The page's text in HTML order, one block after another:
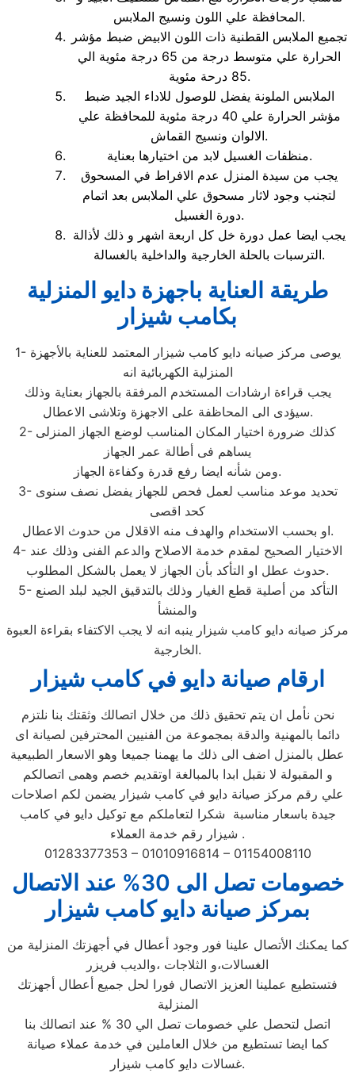
المحافظة علي اللون ونسيج الملابس.
تجميع الملابس القطنية ذات اللون الابيض ضبط مؤشر
الحرارة علي متوسط درجة من 65 درجة مئوية الي
85 درحة مئوية.
الملابس الملونة يفضل للوصول للاداء الجيد ضبط
مؤشر الحرارة علي 40 درجة مئوية للمحافظة علي
الالوان ونسيج القماش.
منظفات الغسيل لابد من اختيارها بعناية.
يجب من سيدة المنزل عدم الافراط في المسحوق
لتجنب وجود لاثار مسحوق علي الملابس بعد اتمام
دورة الغسيل.
يجب ايضا عمل دورة خل كل اربعة اشهر و ذلك لأذالة
الترسبات بالحلة الخارجية والداخلية بالغسالة.
طريقة العناية باجهزة دايو المنزلية
بكامب شيزار
1- يوصى مركز صيانه دايو كامب شيزار المعتمد للعناية بالأجهزة
المنزلية الكهربائية انه
يجب قراءة ارشادات المستخدم المرفقة بالجهاز بعناية وذلك
سيؤدى الى المحاظفة على الاجهزة وتلاشى الاعطال.
2- كذلك ضرورة اختيار المكان المناسب لوضع الجهاز المنزلى
يساهم فى أطالة عمر الجهاز
ومن شأنه ايضا رفع قدرة وكفاءة الجهاز.
3- تحديد موعد مناسب لعمل فحص للجهاز يفضل نصف سنوى
كحد اقصى
او بحسب الاستخدام والهدف منه الاقلال من حدوث الاعطال.
4- الاختيار الصحيح لمقدم خدمة الاصلاح والدعم الفنى وذلك عند
حدوث عطل او التأكد بأن الجهاز لا يعمل بالشكل المطلوب.
5- التأكد من أصلية قطع الغيار وذلك بالتدقيق الجيد لبلد الصنع
والمنشأ
مركز صيانه دايو كامب شيزار ينبه انه لا يجب الاكتفاء بقراءة العبوة
الخارجية.
ارقام صيانة دايو في كامب شيزار
نحن نأمل ان يتم تحقيق ذلك من خلال اتصالك وثقتك بنا نلتزم
دائما بالمهنية والدقة بمجموعة من الفنيين المحترفين لصيانة اى
عطل بالمنزل اضف الى ذلك ما يهمنا جميعا وهو الاسعار الطبيعية
و المقبولة لا نقبل ابدا بالمبالغة اوتقديم خصم وهمى اتصالكم
علي رقم مركز صيانة دايو في كامب شيزار يضمن لكم اصلاحات
جيدة باسعار مناسبة شكرا لتعاملكم مع توكيل دايو في كامب
شيزار رقم خدمة العملاء .
01283377353 – 01010916814 – 01154008110
خصومات تصل الى 30% عند الاتصال
بمركز صيانة دايو كامب شيزار
كما يمكنك الأتصال علينا فور وجود أعطال في أجهزتك المنزلية من
الغسالات،و الثلاجات ،والديب فريزر
فتستطيع عملينا العزيز الاتصال فورا لحل جميع أعطال أجهزتك
المنزلية
اتصل لتحصل علي خصومات تصل الي 30 % عند اتصالك بنا
كما ايضا تستطيع من خلال العاملين في خدمة عملاء صيانة
غسالات دايو كامب شيزار.